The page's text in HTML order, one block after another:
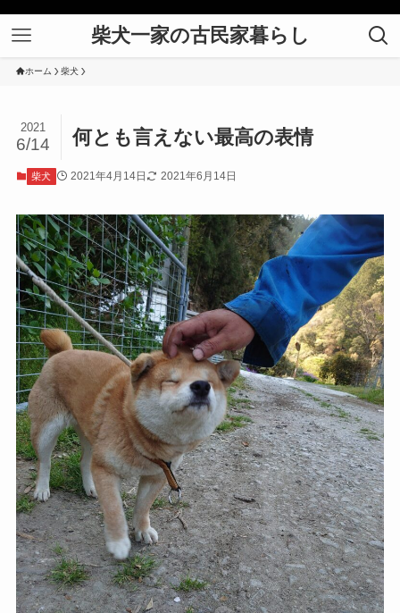
柴犬一家の古民家暮らし
ホーム 柴犬
何とも言えない最高の表情
2021
6/14
柴犬 2021年4月14日 2021年6月14日